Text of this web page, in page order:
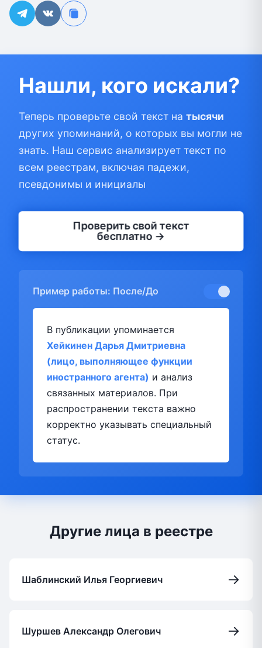
Нашли, кого искали?
Теперь проверьте свой текст на тысячи
других упоминаний, о которых вы могли не
знать. Наш сервис анализирует текст по
всем реестрам, включая падежи,
псевдонимы и инициалы
Проверить свой текст
бесплатно →
Пример работы: После/До
В публикации упоминается
Хейкинен Дарья Дмитриевна
(лицо, выполняющее функции
иностранного агента) и анализ
связанных материалов. При
распространении текста важно
корректно указывать специальный
статус.
Другие лица в реестре
Шаблинский Илья Георгиевич →
Шуршев Александр Олегович →